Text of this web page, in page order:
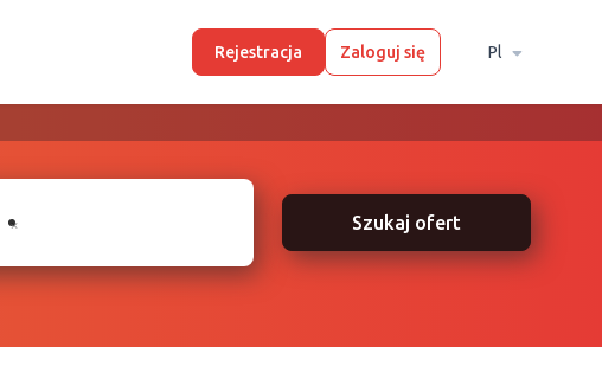
Rejestracja Zaloguj się Pl
× Szukaj ofert